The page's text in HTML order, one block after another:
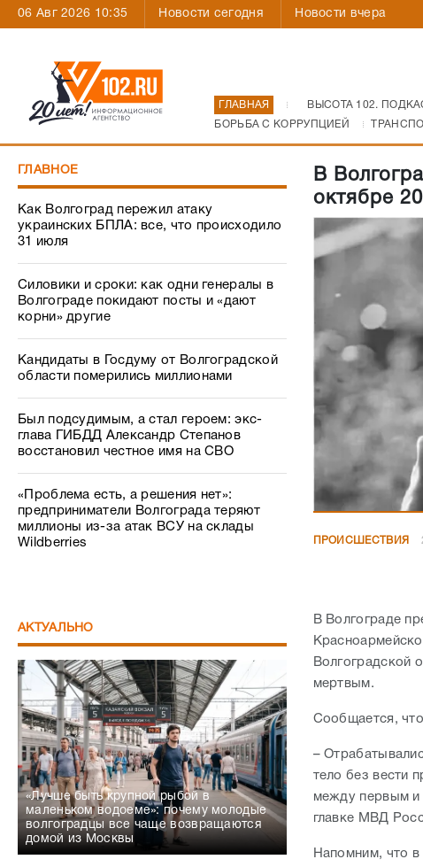
06 Авг 2026 10:35 Новости сегодня Новости вчера
ГЛАВНАЯ ВЫСОТА 102.
БОРЬБА С КОРРУПЦИЕЙ
ГЛАВНОЕ
Как Волгоград пережил атаку
украинских БПЛА: все, что происходило
31 июля
Силовики и сроки: как одни генералы в
Волгограде покидают посты и «дают
корни» другие
Кандидаты в Госдуму от Волгоградской
области померились миллионами
Был подсудимым, а стал героем: экс-
глава ГИБДД Александр Степанов
восстановил честное имя на СВО
«Проблема есть, а решения нет»:
предприниматели Волгограда теряют
миллионы из-за атак ВСУ на склады
Wildberries
АКТУАЛЬНО
«Лучше быть крупной рыбой в
маленьком водоеме»: почему молодые
волгоградцы все чаще возвращаются
домой из Москвы
В
октябре
ПРОИСШЕСТВИЯ
В Волгограде
Волгоградской
мертвым.
Сообщается,
–
тело без вести
между первым и
главке МВД
Напомним, что